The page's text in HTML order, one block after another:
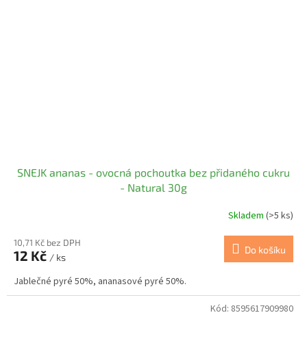
SNEJK ananas - ovocná pochoutka bez přidaného cukru
- Natural 30g
Skladem (>5 ks)
10,71 Kč bez DPH
12 Kč / ks
Do košíku
Jablečné pyré 50%, ananasové pyré 50%.
Kód: 8595617909980